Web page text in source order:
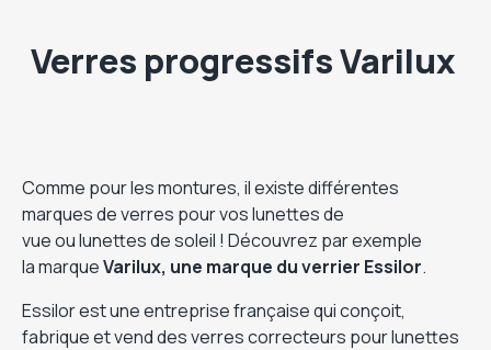
Verres progressifs Varilux
Comme pour les montures, il existe différentes
marques de verres pour vos lunettes de
vue ou lunettes de soleil ! Découvrez par exemple
la marqueVarilux, une marque du verrier Essilor.
Essilor est une entreprise française qui conçoit,
fabrique et vend des verres correcteurs pour lunettes